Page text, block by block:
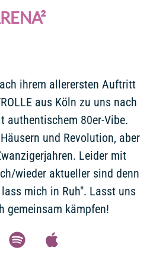
ihrem allerersten Auftritt
aus Köln zu uns nach
authentischem 80er-Vibe.
und Revolution, aber
Leider mit
wieder aktueller sind denn
mich in Ruh". Lasst uns
gemeinsam kämpfen!